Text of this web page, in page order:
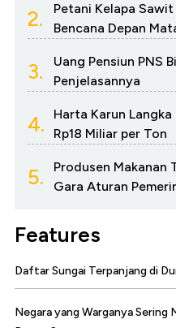
2.
Petani Kelapa
Bencana Depan
3.
Uang Pensiun PNS
Penjelasannya
4.
Harta Karun Langka
Rp18 Miliar per Ton
5.
Produsen Makanan
Gara Aturan
Features
Daftar Sungai Terpanjang di
Negara yang Warganya Sering